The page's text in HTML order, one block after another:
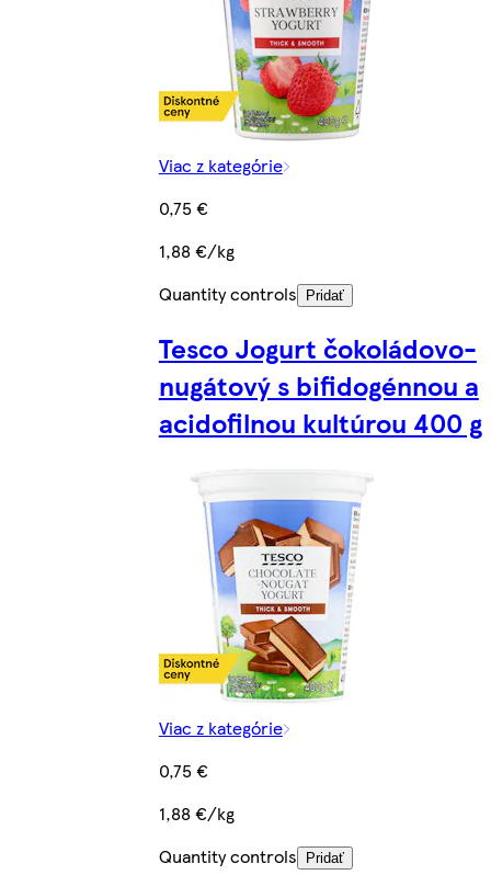
Viac z kategórie
0,75 €
1,88 €/kg
Quantity controls
Pridať
Tesco Jogurt čokoládovo-
nugátový s bifidogénnou a
acidofilnou kultúrou 400 g
Viac z kategórie
0,75 €
1,88 €/kg
Quantity controls
Pridať